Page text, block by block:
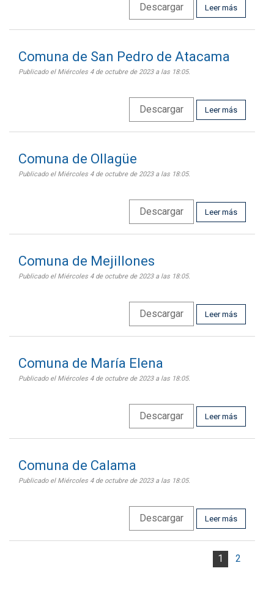
Descargar Leer más
Comuna de San Pedro de Atacama
Publicado el Miércoles 4 de octubre de 2023 a las 18:05.
Descargar Leer más
Comuna de Ollagüe
Publicado el Miércoles 4 de octubre de 2023 a las 18:05.
Descargar Leer más
Comuna de Mejillones
Publicado el Miércoles 4 de octubre de 2023 a las 18:05.
Descargar Leer más
Comuna de María Elena
Publicado el Miércoles 4 de octubre de 2023 a las 18:05.
Descargar Leer más
Comuna de Calama
Publicado el Miércoles 4 de octubre de 2023 a las 18:05.
Descargar Leer más
1 2